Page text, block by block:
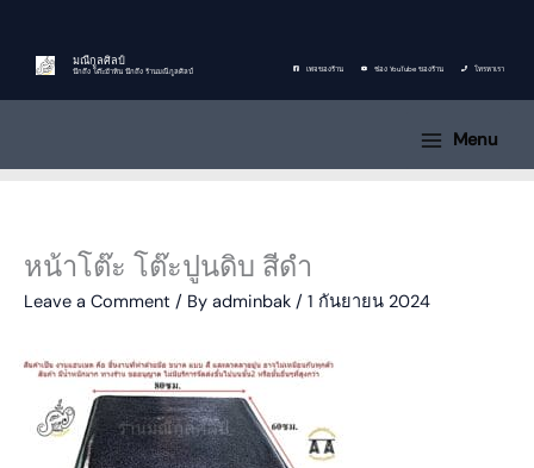
content
มณีกูลศิลป์
นึกถึง โต๊ะม้าหิน นึกถึง ร้านมณีกูลศิลป์ เพจของร้าน ช่อง YouTube ของร้าน โทรหาเรา
Menu
หน้าโต๊ะ โต๊ะปูนดิบ สีดำ
Leave a Comment / By adminbak / 1 กันยายน 2024